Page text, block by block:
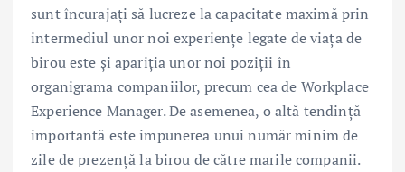
sunt încurajați să lucreze la capacitate maximă prin
intermediul unor noi experiențe legate de viața de
birou este și apariția unor noi poziții în
organigrama companiilor, precum cea de Workplace
Experience Manager. De asemenea, o altă tendință
importantă este impunerea unui număr minim de
zile de prezență la birou de către marile companii.